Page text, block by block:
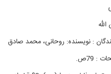
: نویسنده: روحانی، محمد صادق
: 79ص.